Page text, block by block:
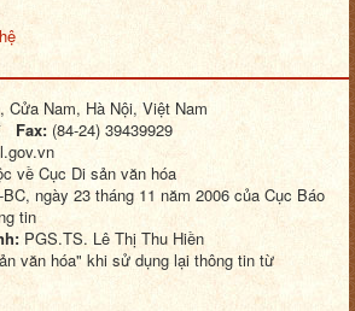
thư điện tử
Sơ đồ Website
Nam, Hà Nội, Việt Nam
*Fax:(84-24) 39439929
về Cục Di sản văn hóa
ngày 23 tháng 11 năm 2006 của Cục Báo
tin